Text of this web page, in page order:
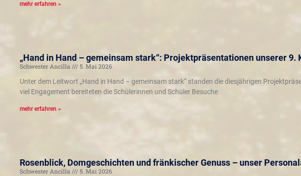
mehr erfahren »
„Hand in Hand – gemeinsam stark“: Projektpräsentationen unserer 9.
Schwester Ancilla
5. Mai 2026
Unter dem Leitwort „Hand in Hand – gemeinsam stark“ standen die diesjährigen
viel Engagement bereiteten die Schülerinnen und Schüler Besuche
mehr erfahren »
Rosenblick, Domgeschichten und fränkischer Genuss – unser
Schwester Ancilla
5. Mai 2026